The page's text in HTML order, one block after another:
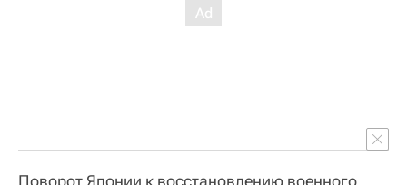
Поворот Японии к восстановлению военного